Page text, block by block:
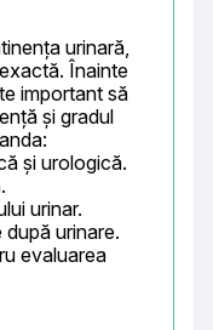
urinară,
Înainte
important să
și gradul
și urologică.
urinar.
după urinare.
evaluarea